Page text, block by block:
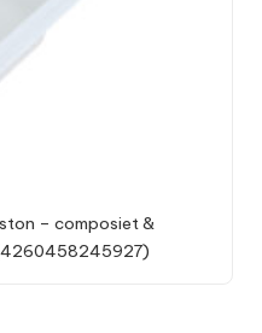
– composiet &